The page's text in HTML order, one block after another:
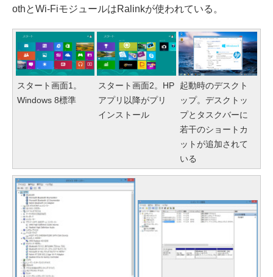
othとWi-FiモジュールはRalinkが使われている。
スタート画面1。
Windows 8標準
スタート画面2。HP
アプリ以降がプリ
インストール
起動時のデスクト
ップ。デスクトッ
プとタスクバーに
若干のショートカ
ットが追加されて
いる